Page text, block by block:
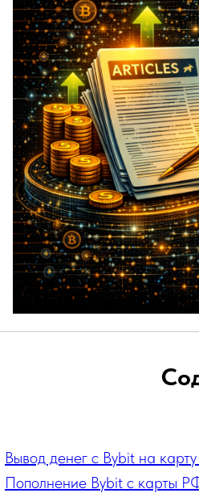
Вывод денег с Bybit на
Пополнение Bybit с карты